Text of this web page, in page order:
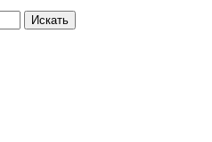
Искать